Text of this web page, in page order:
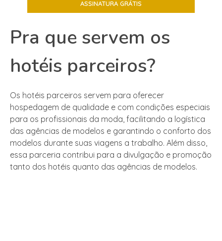
Pra que servem os
hotéis parceiros?
Os hotéis parceiros servem para oferecer
hospedagem de qualidade e com condições especiais
para os profissionais da moda, facilitando a logística
das agências de modelos e garantindo o conforto dos
modelos durante suas viagens a trabalho. Além disso,
essa parceria contribui para a divulgação e promoção
tanto dos hotéis quanto das agências de modelos.